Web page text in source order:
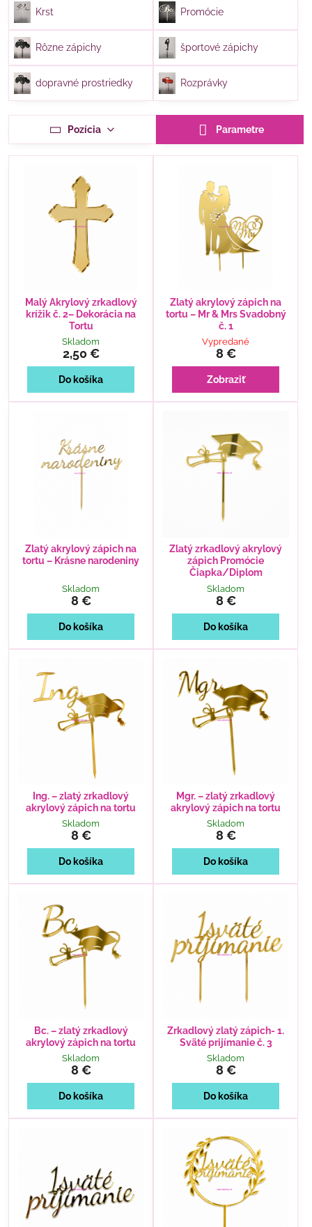
Krst Promócie
Rôzne zápichy športové zápichy
dopravné prostriedky Rozprávky
Pozícia Parametre
Malý Akrylový zrkadlový
krížik č. 2– Dekorácia na
Tortu
Skladom
2,50 €
Do košíka
Zlatý akrylový zápich na
tortu – Mr & Mrs Svadobný
č. 1
Vypredané
8 €
Zobraziť
Zlatý akrylový zápich na
tortu – Krásne narodeniny
Skladom
8 €
Do košíka
Zlatý zrkadlový akrylový
zápich Promócie
Čiapka/Diplom
Skladom
8 €
Do košíka
Ing. – zlatý zrkadlový
akrylový zápich na tortu
Skladom
8 €
Do košíka
Mgr. – zlatý zrkadlový
akrylový zápich na tortu
Skladom
8 €
Do košíka
Bc. – zlatý zrkadlový
akrylový zápich na tortu
Skladom
8 €
Do košíka
Zrkadlový zlatý zápich- 1.
Sväté prijímanie č. 3
Skladom
8 €
Do košíka